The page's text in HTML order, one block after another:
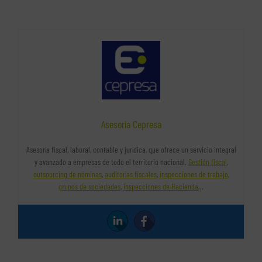
Asesoría Cepresa
Asesoría fiscal, laboral, contable y jurídica, que ofrece un servicio integral
y avanzado a empresas de todo el territorio nacional. Gestión fiscal,
outsourcing de nóminas,auditorías fiscales, inspecciones de trabajo,
grupos de sociedades, inspecciones de Hacienda…